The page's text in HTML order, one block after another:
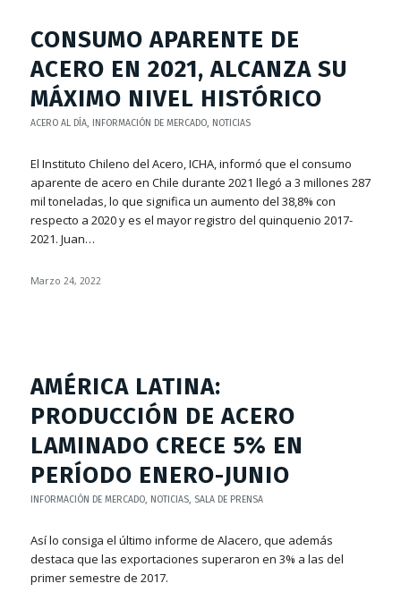
CONSUMO APARENTE DE
ACERO EN 2021, ALCANZA SU
MÁXIMO NIVEL HISTÓRICO
ACERO AL DÍA, INFORMACIÓN DE MERCADO, NOTICIAS
El Instituto Chileno del Acero, ICHA, informó que el consumo
aparente de acero en Chile durante 2021 llegó a 3 millones 287
mil toneladas, lo que significa un aumento del 38,8% con
respecto a 2020 y es el mayor registro del quinquenio 2017-
2021. Juan…
Marzo 24, 2022
AMÉRICA LATINA:
PRODUCCIÓN DE ACERO
LAMINADO CRECE 5% EN
PERÍODO ENERO-JUNIO
INFORMACIÓN DE MERCADO, NOTICIAS, SALA DE PRENSA
Así lo consiga el último informe de Alacero, que además
destaca que las exportaciones superaron en 3% a las del
primer semestre de 2017.